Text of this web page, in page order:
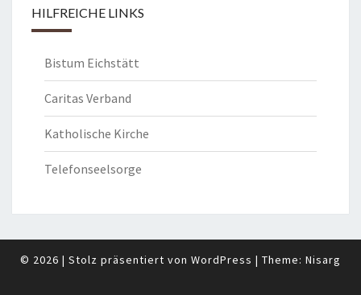
HILFREICHE LINKS
Bistum Eichstätt
Caritas Verband
Katholische Kirche
Telefonseelsorge
© 2026 | Stolz präsentiert von WordPress | Theme: Nisarg